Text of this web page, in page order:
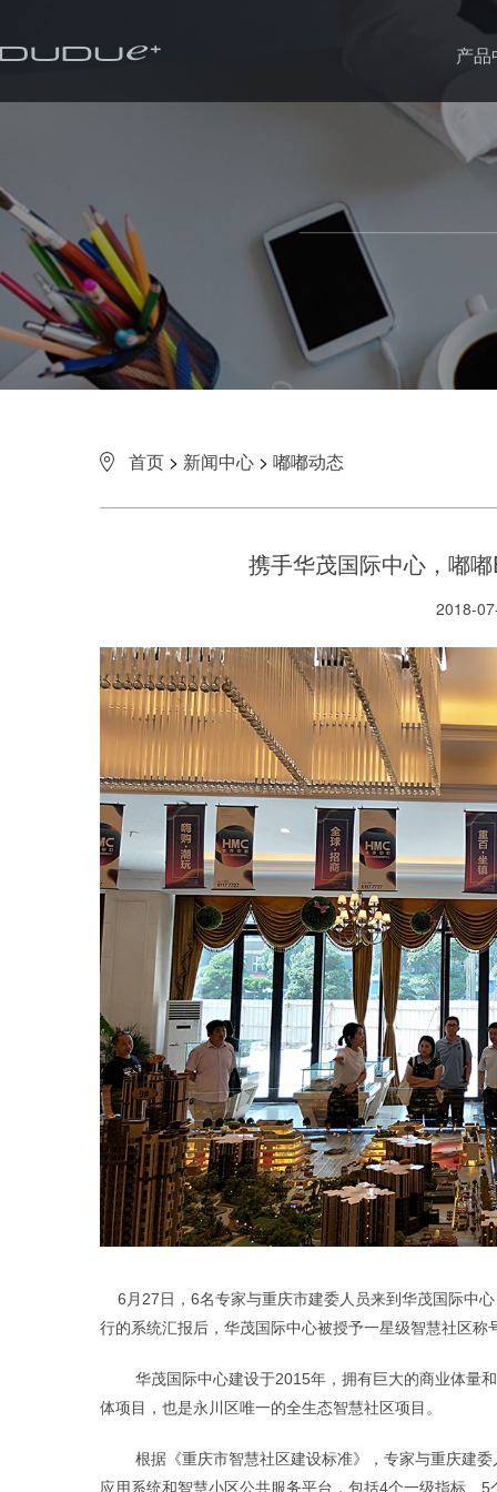
产品
首页 > 新闻中心 > 嘟嘟动态
携手华茂国际中心，嘟
2018-
6月27日，6名专家与重庆市建委人员来到华茂国际中
行的系统汇报后，华茂国际中心被授予一星级智慧社区称
华茂国际中心建设于2015年，拥有巨大的商业体量
体项目，也是永川区唯一的全生态智慧社区项目。
根据《重庆市智慧社区建设标准》，专家与重庆建
应用系统和智慧小区公共服务平台， 包括4个一级指标、5